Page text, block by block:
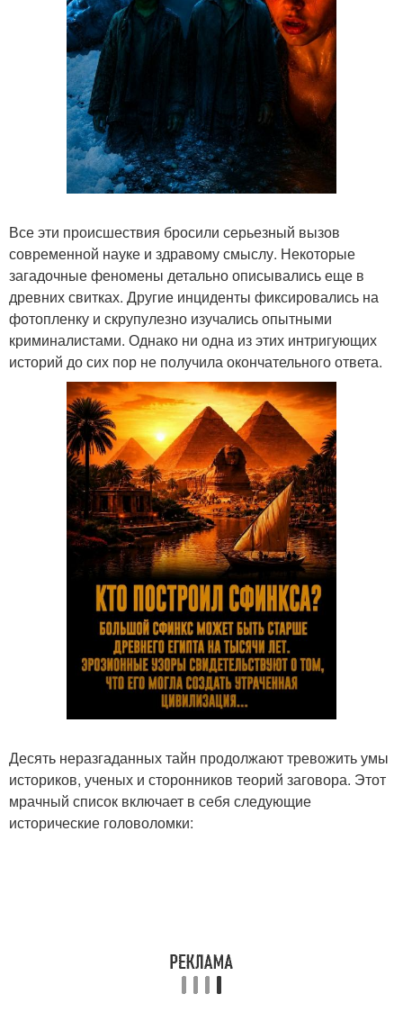
Все эти происшествия бросили серьезный вызов
современной науке и здравому смыслу. Некоторые
загадочные феномены детально описывались еще в
древних свитках. Другие инциденты фиксировались на
фотопленку и скрупулезно изучались опытными
криминалистами. Однако ни одна из этих интригующих
историй до сих пор не получила окончательного ответа.
Десять неразгаданных тайн продолжают тревожить умы
историков, ученых и сторонников теорий заговора. Этот
мрачный список включает в себя следующие
исторические головоломки: